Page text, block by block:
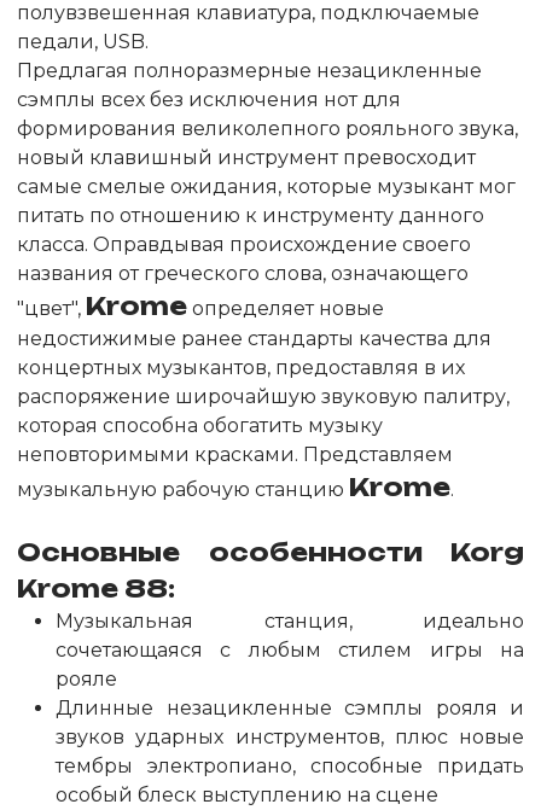
полувзвешенная клавиатура, подключаемые
педали, USB.
Предлагая полноразмерные незацикленные
сэмплы всех без исключения нот для
формирования великолепного рояльного звука,
новый клавишный инструмент превосходит
самые смелые ожидания, которые музыкант мог
питать по отношению к инструменту данного
класса. Оправдывая происхождение своего
названия от греческого слова, означающего
"цвет", Krome определяет новые
недостижимые ранее стандарты качества для
концертных музыкантов, предоставляя в их
распоряжение широчайшую звуковую палитру,
которая способна обогатить музыку
неповторимыми красками. Представляем
музыкальную рабочую станцию Krome.
Основные особенности Korg
Krome 88:
Музыкальная станция, идеально
сочетающаяся с любым стилем игры на
рояле
Длинные незацикленные сэмплы рояля и
звуков ударных инструментов, плюс новые
тембры электропиано, способные придать
особый блеск выступлению на сцене